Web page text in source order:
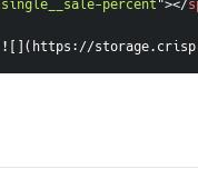
single__sale-percent"></
![](https://